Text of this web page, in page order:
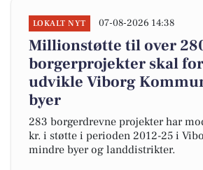
LOKALT NYT 07-08-2026 14:38
Millionstøtte til over
borgerprojekter skal
udvikle Viborg
byer
283 borgerdrevne projekter har
kr. i støtte i perioden 2012-25 i
mindre byer og landdistrikter.